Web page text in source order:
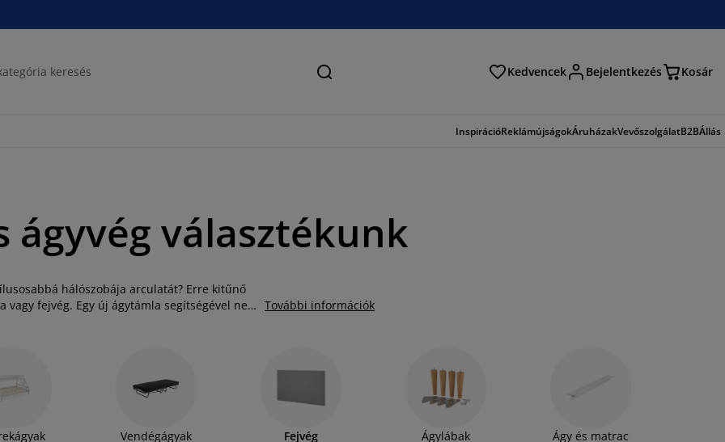
Keresés Kedvencek Bejelentkezés Kosár
InspirációReklámújságokÁruházakVevőszolgálatB2BÁllás
ágyvég választékunk
hálószobája arculatát? Erre kitűnő
fejvég. Egy új ágytámla segítségével nem
pedig a falat is megvédheti a kopástól. Ha
tévézni, vagy egyszerűen csak relaxálni,
További információk
Vendégágyak Fejvég Ágylábak
Ágy és matrac